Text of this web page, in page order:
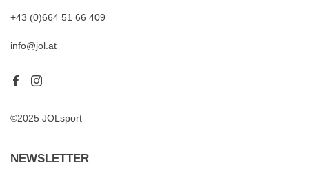
+43 (0)664 51 66 409
info@jol.at
©2025 JOLsport
NEWSLETTER